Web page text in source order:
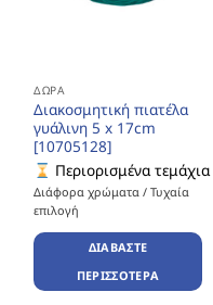
ΔΏΡΑ
Διακοσμητική πιατέλα
γυάλινη 5 x 17cm
[10705128]
Περιορισμένα τεμάχια
Διάφορα χρώματα / Τυχαία
επιλογή
ΔΙΑΒΆΣΤΕ
ΠΕΡΙΣΣΌΤΕΡΑ